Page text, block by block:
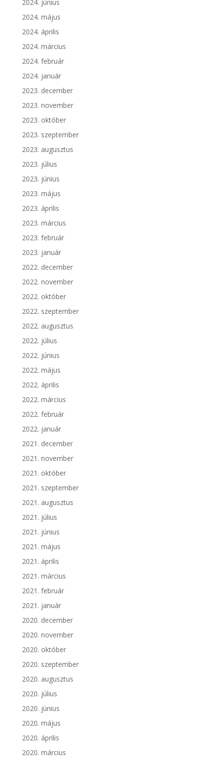
2024. június
2024. május
2024. április
2024. március
2024. február
2024. január
2023. december
2023. november
2023. október
2023. szeptember
2023. augusztus
2023. július
2023. június
2023. május
2023. április
2023. március
2023. február
2023. január
2022. december
2022. november
2022. október
2022. szeptember
2022. augusztus
2022. július
2022. június
2022. május
2022. április
2022. március
2022. február
2022. január
2021. december
2021. november
2021. október
2021. szeptember
2021. augusztus
2021. július
2021. június
2021. május
2021. április
2021. március
2021. február
2021. január
2020. december
2020. november
2020. október
2020. szeptember
2020. augusztus
2020. július
2020. június
2020. május
2020. április
2020. március